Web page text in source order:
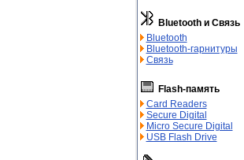
Bluetooth и Связь
Bluetooth
Bluetooth-гарнитуры
Связь
Flash-память
Card Readers
Secure Digital
Micro Secure Digital
USB Flash Drive